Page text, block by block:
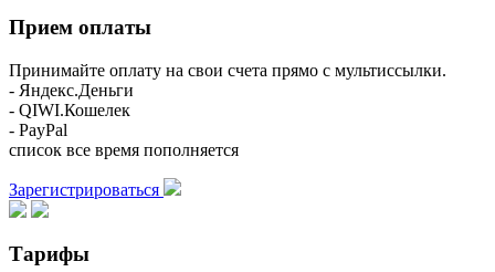
Прием оплаты
Принимайте оплату на свои счета прямо с мультиссылки.
- Яндекс.Деньги
- QIWI.Кошелек
- PayPal
список все время пополняется
Зарегистрироваться
Тарифы